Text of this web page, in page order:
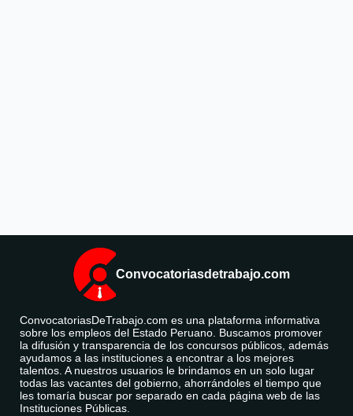
Convocatoriasdetrabajo.com
ConvocatoriasDeTrabajo.com es una plataforma informativa
sobre los empleos del Estado Peruano. Buscamos promover
la difusión y transparencia de los concursos públicos, además
ayudamos a las instituciones a encontrar a los mejores
talentos. A nuestros usuarios le brindamos en un solo lugar
todas las vacantes del gobierno, ahorrándoles el tiempo que
les tomaría buscar por separado en cada página web de las
Instituciones Públicas.